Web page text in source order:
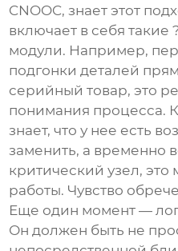
CNOOC, знает этот
включает в себя такие
модули. Например,
подгонки деталей
серийный товар, это
понимания процесса.
знает, что у нее есть
заменить, а временно
критический узел,
работы. Чувство
Еще один момент —
Он должен быть не